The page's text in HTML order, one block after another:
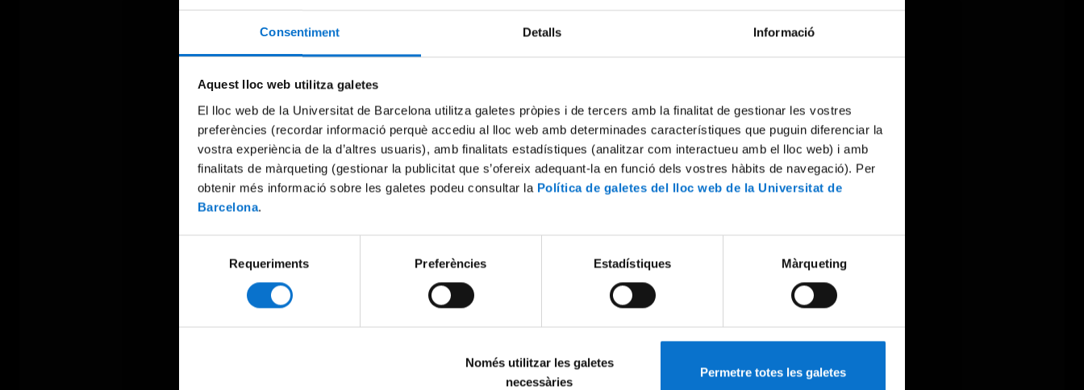
Consentiment Detalls Informació
Aquest lloc web utilitza galetes
El lloc web de la Universitat de Barcelona utilitza galetes pròpies i de tercers amb la finalitat de gestionar les vostres
preferències (recordar informació perquè accediu al lloc web amb determinades característiques que puguin diferenciar la
vostra experiència de la d’altres usuaris), amb finalitats estadístiques (analitzar com interactueu amb el lloc web) i amb
finalitats de màrqueting (gestionar la publicitat que s’ofereix adequant-la en funció dels vostres hàbits de navegació). Per
obtenir més informació sobre les galetes podeu consultar la Política de galetes del lloc web de la Universitat de
Barcelona.
consentiment
Requeriments Preferències Estadístiques Màrqueting
Només utilitzar les galetes
necessàries
Permetre totes les galetes
Try again